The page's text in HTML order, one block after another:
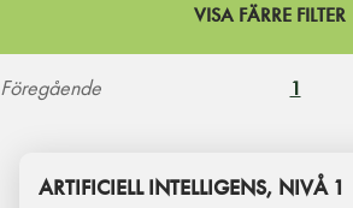
VISA FÄRRE FILTER
Föregående 1
ARTIFICIELL INTELLIGENS, NIVÅ 1